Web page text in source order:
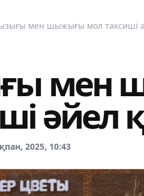
мен шыжығы мол таксиші
мен
әйел
2025, 10:43